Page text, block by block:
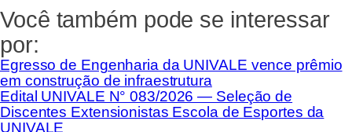
Você também pode se interessar
por:
Egresso de Engenharia da UNIVALE vence prêmio
em construção de infraestrutura
Edital UNIVALE N° 083/2026 — Seleção de
Discentes Extensionistas Escola de Esportes da
UNIVALE